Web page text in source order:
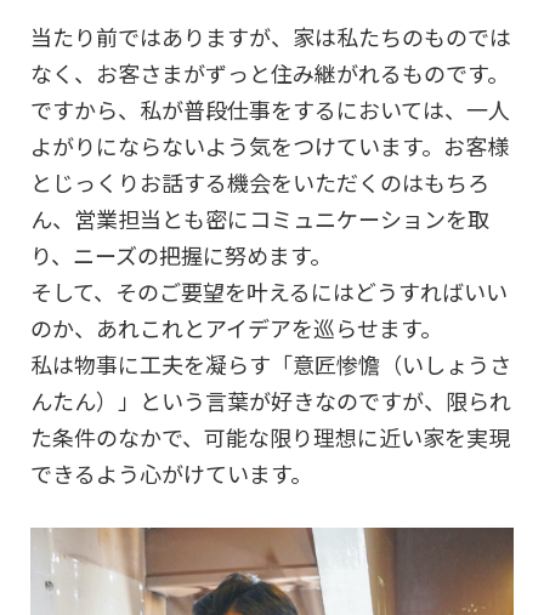
当たり前ではありますが、家は私たちのものでは
なく、お客さまがずっと住み継がれるものです。
ですから、私が普段仕事をするにおいては、一人
よがりにならないよう気をつけています。お客様
とじっくりお話する機会をいただくのはもちろ
ん、営業担当とも密にコミュニケーションを取
り、ニーズの把握に努めます。
そして、そのご要望を叶えるにはどうすればいい
のか、あれこれとアイデアを巡らせます。
私は物事に工夫を凝らす「意匠惨憺（いしょうさ
んたん）」という言葉が好きなのですが、限られ
た条件のなかで、可能な限り理想に近い家を実現
できるよう心がけています。